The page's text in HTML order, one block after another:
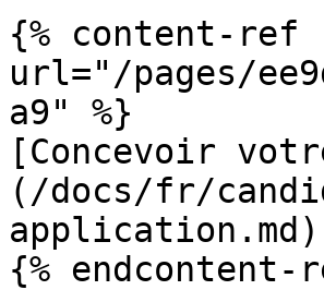
{% content-ref
url="/pages/
a9" %}
[Concevoir
(/docs/fr/
application.md)
{% endcontent-